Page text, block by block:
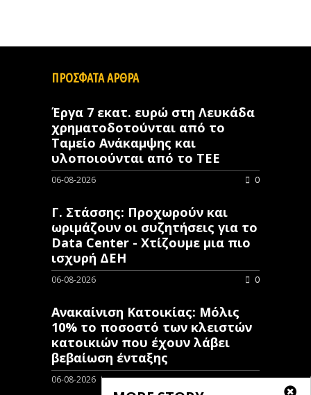
ΠΡΟΣΦΑΤΑ ΑΡΘΡΑ
Έργα 7 εκατ. ευρώ στη Λευκάδα
χρηματοδοτούνται από το
Ταμείο Ανάκαμψης και
υλοποιούνται από το ΤΕΕ
06-08-2026 0
Γ. Στάσσης: Προχωρούν και
ωριμάζουν οι συζητήσεις για το
Data Center - Χτίζουμε μια πιο
ισχυρή ΔΕΗ
06-08-2026 0
Ανακαίνιση Κατοικίας: Μόλις
10% το ποσοστό των κλειστών
κατοικιών που έχουν λάβει
βεβαίωση ένταξης
06-08-2026 0